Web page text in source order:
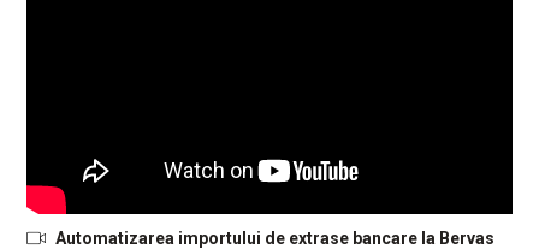
Automatizarea importului de extrase bancare la Bervas